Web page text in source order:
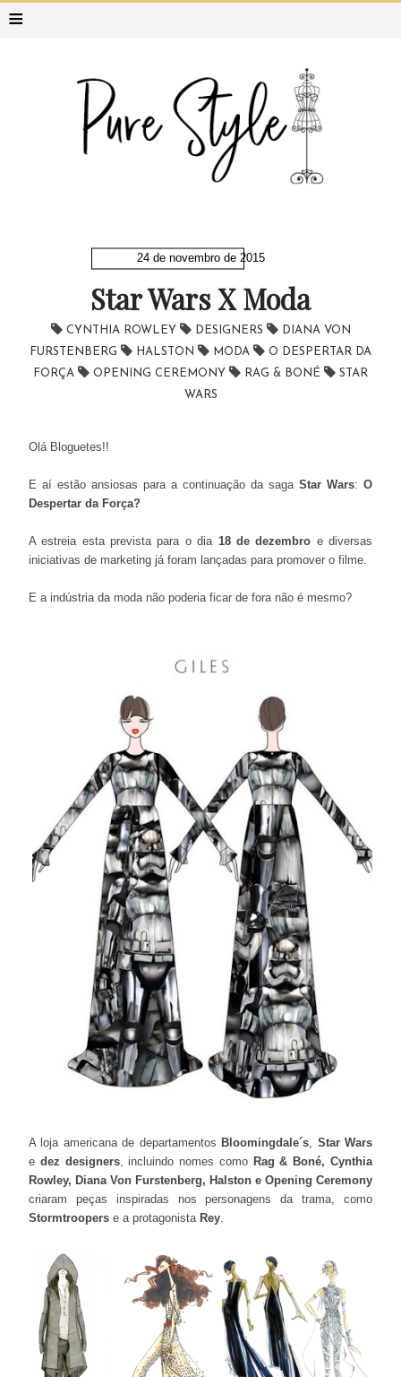
≡
24 de novembro de 2015
Star Wars X Moda
CYNTHIA ROWLEY DESIGNERS
DIANA VON
FURSTENBERG
HALSTON MODA
O DESPERTAR DA
FORÇA
OPENING CEREMONY RAG & BONÉ
STAR
WARS
Olá Bloguetes!!
E aí estão ansiosas para a continuação da saga Star Wars: O
Despertar da Força?
A estreia esta prevista para o dia 18 de dezembro e diversas
iniciativas de marketing já foram lançadas para promover o filme.
E a indústria da moda não poderia ficar de fora não é mesmo?
A loja americana de departamentos Bloomingdale´s
Star Wars
e dez designers, incluindo nomes como Rag & Boné, Cynthia
Rowley, Diana Von Furstenberg, Halston e Opening Ceremony
criaram peças inspiradas nos personagens da trama, como
Stormtroopers e a protagonista Rey